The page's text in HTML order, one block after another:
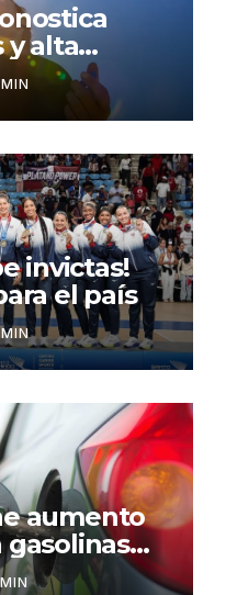
y alta
polvo del
sábado
invictas!
el país
aumento
gasolinas